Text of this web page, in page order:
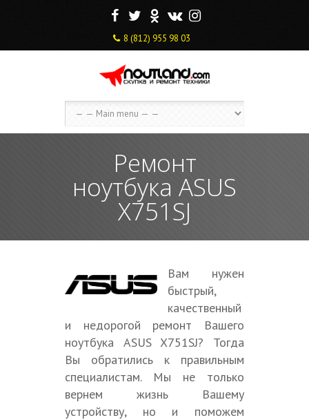
F T O V I
8 (812) 955 98 03
Ремонт
ноутбука ASUS
X751SJ
Вам нужен
быстрый,
качественный
и недорогой ремонт Вашего
ноутбука ASUS X751SJ? Тогда
Вы обратились к правильным
специалистам. Мы не только
вернем жизнь Вашему
устройству, но и поможем